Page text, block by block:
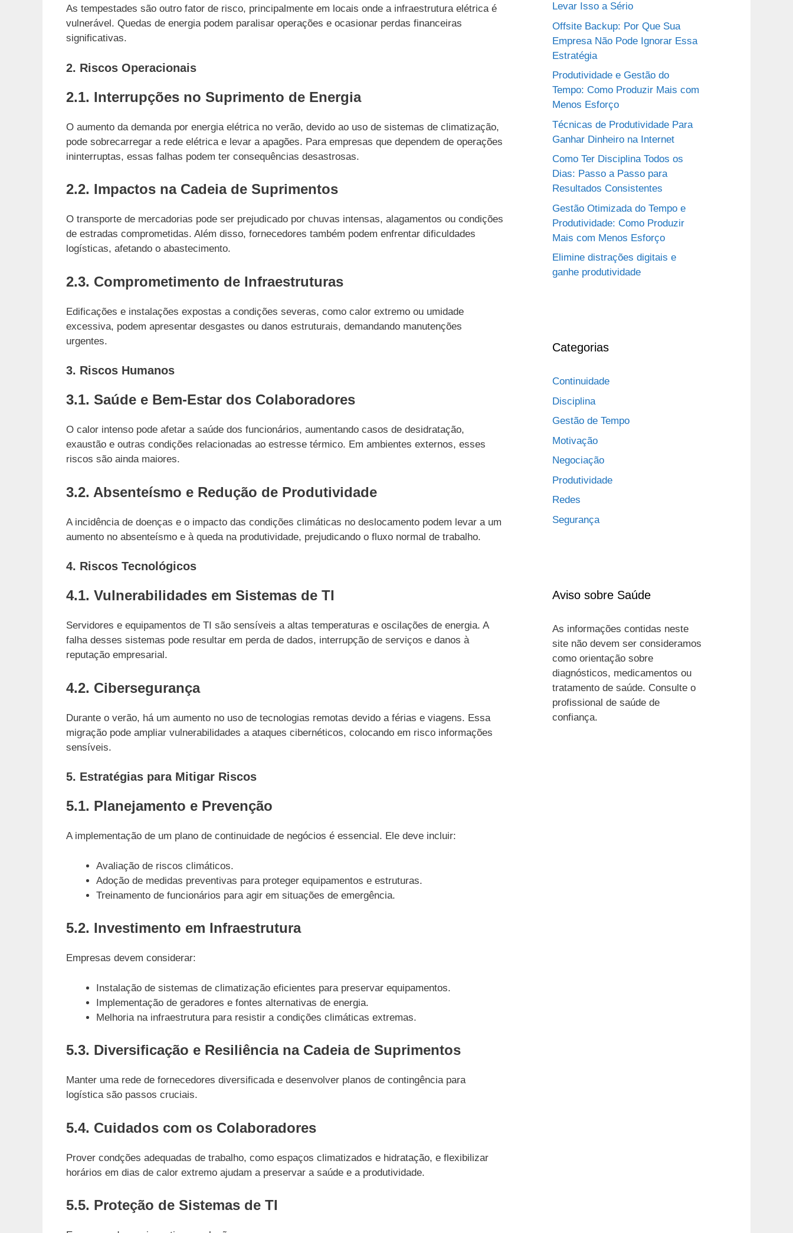
As tempestades são outro fator de risco, principalmente em locais onde a infraestrutura elétrica é
vulnerável. Quedas de energia podem paralisar operações e ocasionar perdas financeiras
significativas.
2. Riscos Operacionais
2.1. Interrupções no Suprimento de Energia
O aumento da demanda por energia elétrica no verão, devido ao uso de sistemas de climatização,
pode sobrecarregar a rede elétrica e levar a apagões. Para empresas que dependem de operações
ininterruptas, essas falhas podem ter consequências desastrosas.
2.2. Impactos na Cadeia de Suprimentos
O transporte de mercadorias pode ser prejudicado por chuvas intensas, alagamentos ou condições
de estradas comprometidas. Além disso, fornecedores também podem enfrentar dificuldades
logísticas, afetando o abastecimento.
2.3. Comprometimento de Infraestruturas
Edificações e instalações expostas a condições severas, como calor extremo ou umidade
excessiva, podem apresentar desgastes ou danos estruturais, demandando manutenções
urgentes.
3. Riscos Humanos
3.1. Saúde e Bem-Estar dos Colaboradores
O calor intenso pode afetar a saúde dos funcionários, aumentando casos de desidratação,
exaustão e outras condições relacionadas ao estresse térmico. Em ambientes externos, esses
riscos são ainda maiores.
3.2. Absenteísmo e Redução de Produtividade
A incidência de doenças e o impacto das condições climáticas no deslocamento podem levar a um
aumento no absenteísmo e à queda na produtividade, prejudicando o fluxo normal de trabalho.
4. Riscos Tecnológicos
4.1. Vulnerabilidades em Sistemas de TI
Servidores e equipamentos de TI são sensíveis a altas temperaturas e oscilações de energia. A
falha desses sistemas pode resultar em perda de dados, interrupção de serviços e danos à
reputação empresarial.
4.2. Cibersegurança
Durante o verão, há um aumento no uso de tecnologias remotas devido a férias e viagens. Essa
migração pode ampliar vulnerabilidades a ataques cibernéticos, colocando em risco informações
sensíveis.
5. Estratégias para Mitigar Riscos
5.1. Planejamento e Prevenção
A implementação de um plano de continuidade de negócios é essencial. Ele deve incluir:
Avaliação de riscos climáticos.
Adoção de medidas preventivas para proteger equipamentos e estruturas.
Treinamento de funcionários para agir em situações de emergência.
5.2. Investimento em Infraestrutura
Empresas devem considerar:
Instalação de sistemas de climatização eficientes para preservar equipamentos.
Implementação de geradores e fontes alternativas de energia.
Melhoria na infraestrutura para resistir a condições climáticas extremas.
5.3. Diversificação e Resiliência na Cadeia de Suprimentos
Manter uma rede de fornecedores diversificada e desenvolver planos de contingência para
logística são passos cruciais.
5.4. Cuidados com os Colaboradores
Prover condções adequadas de trabalho, como espaços climatizados e hidratação, e flexibilizar
horários em dias de calor extremo ajudam a preservar a saúde e a produtividade.
5.5. Proteção de Sistemas de TI
Levar Isso a Sério
Offsite Backup: Por Que Sua
Empresa Não Pode Ignorar Essa
Estratégia
Produtividade e Gestão do
Tempo: Como Produzir Mais com
Menos Esforço
Técnicas de Produtividade Para
Ganhar Dinheiro na Internet
Como Ter Disciplina Todos os
Dias: Passo a Passo para
Resultados Consistentes
Gestão Otimizada do Tempo e
Produtividade: Como Produzir
Mais com Menos Esforço
Elimine distrações digitais e
ganhe produtividade
Categorias
Continuidade
Disciplina
Gestão de Tempo
Motivação
Negociação
Produtividade
Redes
Segurança
Aviso sobre Saúde
As informações contidas neste
site não devem ser consideramos
como orientação sobre
diagnósticos, medicamentos ou
tratamento de saúde. Consulte o
profissional de saúde de
confiança.